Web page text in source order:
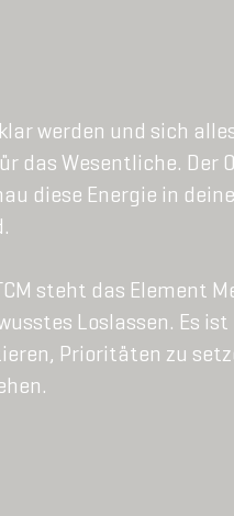
werden und sich
das Wesentliche. Der
diese Energie in
steht das Element
Loslassen. Es
Prioritäten zu